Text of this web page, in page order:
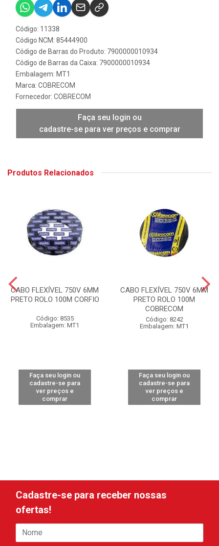
Código: 11338
Código NCM: 85444900
Código de Barras do Produto: 7900000010934
Código de Barras da Caixa: 7900000010934
Embalagem: MT1
Marca: COBRECOM
Fornecedor: COBRECOM
Faça seu login ou
cadastre-se para ver preços e comprar
Produtos Relacionados
CABO FLEXÍVEL 750V 6MM
PRETO ROLO 100M CORFIO
Código: 8535
Embalagem: MT1
Faça seu login ou
cadastre-se para
ver preços e
comprar
CABO FLEXÍVEL 750V 6MM
PRETO ROLO 100M
COBRECOM
Código: 8242
Embalagem: MT1
Faça seu login ou
cadastre-se para
ver preços e
comprar
Cadastre-se para receber nossas
ofertas!